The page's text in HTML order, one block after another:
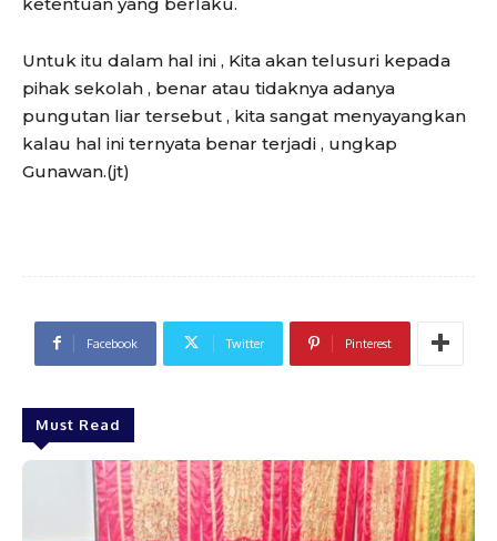
Untuk itu dalam hal ini , Kita akan telusuri kepada
pihak sekolah , benar atau tidaknya adanya
pungutan liar tersebut , kita sangat menyayangkan
kalau hal ini ternyata benar terjadi , ungkap
Gunawan.(jt)
Facebook Twitter Pinterest
Must Read